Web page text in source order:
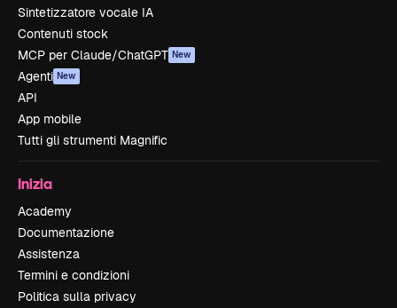
Sintetizzatore vocale IA
Contenuti stock
MCP per Claude/ChatGPT New
Agenti New
API
App mobile
Tutti gli strumenti Magnific
Inizia
Academy
Documentazione
Assistenza
Termini e condizioni
Politica sulla privacy